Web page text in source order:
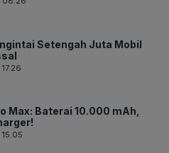
Setengah Juta Mobil
Max: Baterai 10.000 mAh,